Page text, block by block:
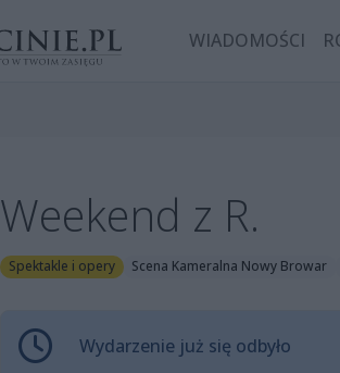
WIADOMOŚCI
Weekend z R.
Spektakle i opery Scena Kameralna Nowy Browar
Wydarzenie już się odbyło